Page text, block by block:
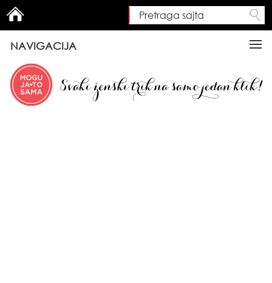
Search form
Pretraga sajta
NAVIGACIJA